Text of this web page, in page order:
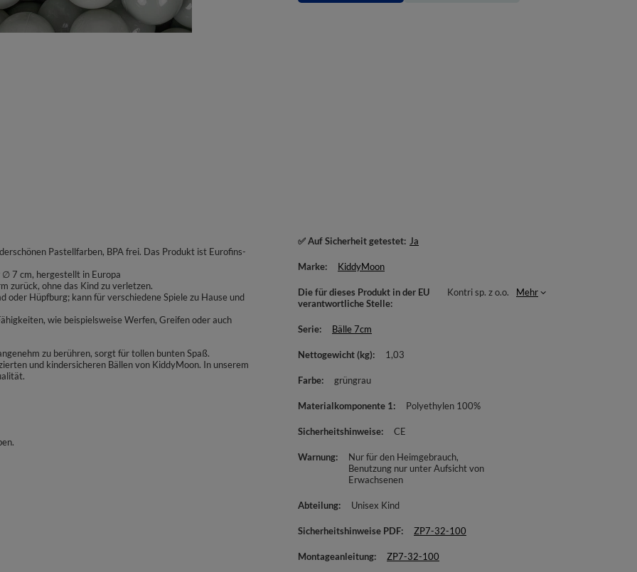
Pastellfarben, BPA frei. Das Produkt ist Eurofins-
7 cm, hergestellt in Europa
zurück, ohne das Kind zu verletzen.
Hüpfburg; kann für verschiedene Spiele zu Hause und
wie beispielsweise Werfen, Greifen oder auch
zu berühren, sorgt für tollen bunten Spaß.
und kindersicheren Bällen von KiddyMoon. In unserem
✅ Auf Sicherheit getestet Ja
Marke KiddyMoon
Die für dieses Produkt in der EU
verantwortliche Stelle
Kontri sp. z o.o. Mehr
Serie Bälle 7cm
Nettogewicht (kg) 1,03
Farbe grüngrau
Materialkomponente 1 Polyethylen 100%
Sicherheitshinweise CE
Warnung
Nur für den Heimgebrauch
Benutzung nur unter Aufsicht von
Erwachsenen
Abteilung Unisex Kind
Sicherheitshinweise PDF ZP7-32-100
Montageanleitung ZP7-32-100